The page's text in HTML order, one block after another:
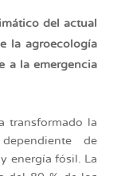
del actual
la agroecología
a la emergencia
transformado la
de
energía fósil. La